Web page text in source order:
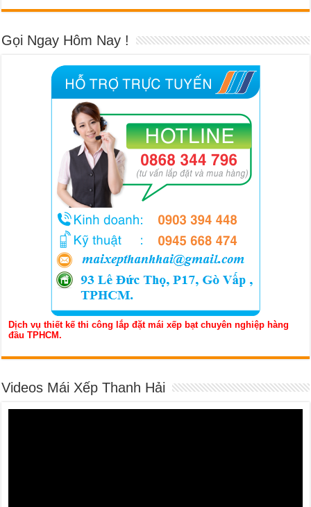
Gọi Ngay Hôm Nay !
Dịch vụ thiết kế thi công lắp đặt mái xếp bạt chuyên nghiệp hàng
đầu TPHCM.
Videos Mái Xếp Thanh Hải